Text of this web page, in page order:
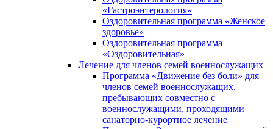
«Гастроэнтерология»
Оздоровительная программа «Женское
здоровье»
Оздоровительная программа
«Оздоровительная»
Лечение для членов семей военнослужащих
Программа «Движение без боли» для
членов семей военнослужащих,
пребывающих совместно с
военнослужащими, проходящими
санаторно-курортное лечение